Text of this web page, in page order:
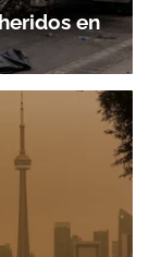
boletín.en